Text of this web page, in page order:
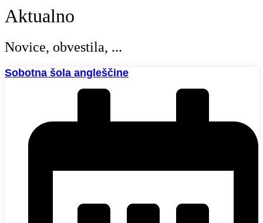
Aktualno
Novice, obvestila, ...
Sobotna šola angleščine